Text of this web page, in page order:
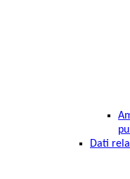
Dati